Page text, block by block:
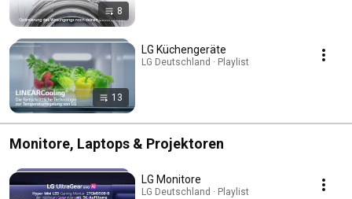
8
13
LG Küchengeräte
LG Deutschland · Playlist
Monitore, Laptops & Projektoren
LG Monitore
LG Deutschland · Playlist